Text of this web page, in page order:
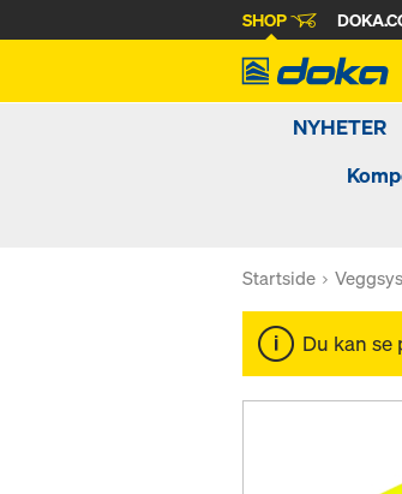
SHOP
NYHETER
Startside
Du kan